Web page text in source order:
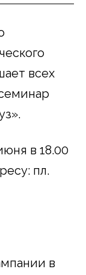
всех
в 18.00
пл.
в